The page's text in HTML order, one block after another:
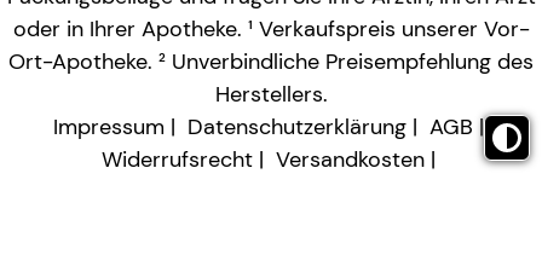
oder in Ihrer Apotheke. ¹ Verkaufspreis unserer Vor-
Ort-Apotheke. ² Unverbindliche Preisempfehlung des
Herstellers.
Impressum
Datenschutzerklärung
AGB
Widerrufsrecht
Versandkosten